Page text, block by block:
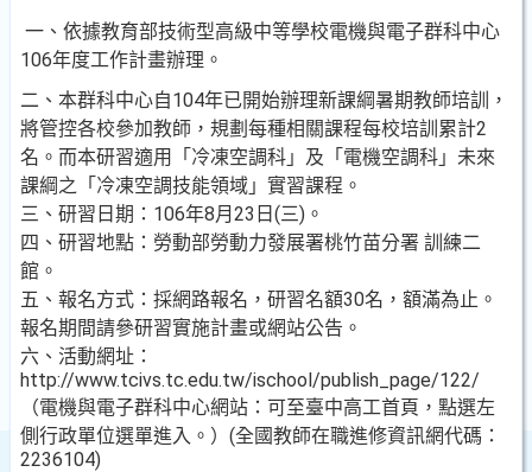
一、依據教育部技術型高級中等學校電機與電子群科中心
106年度工作計畫辦理。
二、本群科中心自104年已開始辦理新課綱暑期教師培訓，
將管控各校參加教師，規劃每種相關課程每校培訓累計2
名。而本研習適用「冷凍空調科」及「電機空調科」未來
課綱之「冷凍空調技能領域」實習課程。
三、研習日期：106年8月23日(三)。
四、研習地點：勞動部勞動力發展署桃竹苗分署 訓練二
館。
五、報名方式：採網路報名，研習名額30名，額滿為止。
報名期間請參研習實施計畫或網站公告。
六、活動網址：
http://www.tcivs.tc.edu.tw/ischool/publish_page/122/
（電機與電子群科中心網站：可至臺中高工首頁，點選左
側行政單位選單進入。）(全國教師在職進修資訊網代碼：
2236104)